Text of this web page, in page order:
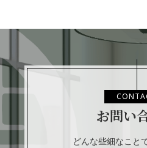
お問い
どんな些細なこと